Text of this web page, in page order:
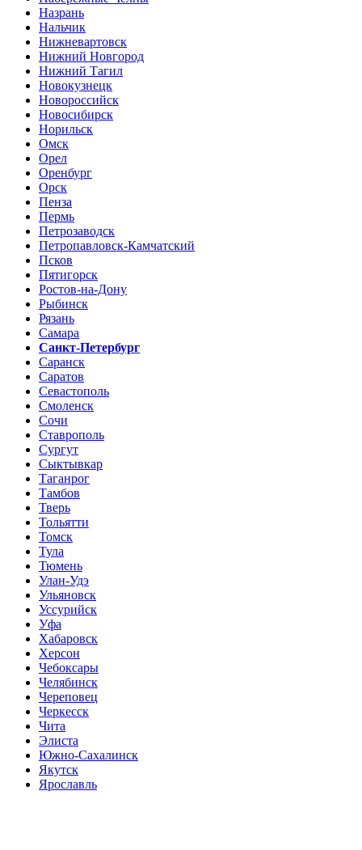
Назрань
Нальчик
Нижневартовск
Нижний Новгород
Нижний Тагил
Новокузнецк
Новороссийск
Новосибирск
Норильск
Омск
Орел
Оренбург
Орск
Пенза
Пермь
Петрозаводск
Петропавловск-Камчатский
Псков
Пятигорск
Ростов-на-Дону
Рыбинск
Рязань
Самара
Санкт-Петербург
Саранск
Саратов
Севастополь
Смоленск
Сочи
Ставрополь
Сургут
Сыктывкар
Таганрог
Тамбов
Тверь
Тольятти
Томск
Тула
Тюмень
Улан-Удэ
Ульяновск
Уссурийск
Уфа
Хабаровск
Херсон
Чебоксары
Челябинск
Череповец
Черкесск
Чита
Элиста
Южно-Сахалинск
Якутск
Ярославль